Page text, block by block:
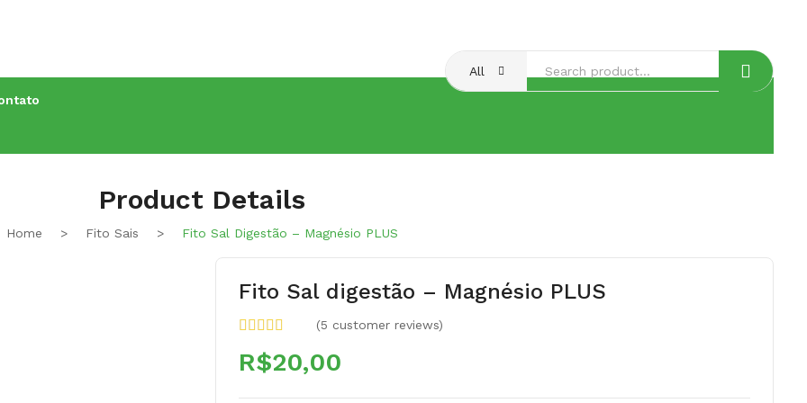
All
Product Details
Home > Fito Sais > Fito Sal Digestão – Magnésio PLUS
Fito Sal digestão – Magnésio PLUS
(5 customer reviews)
R$20,00